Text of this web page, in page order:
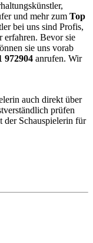
und mehr zum Top
bei uns sind Profis,
erfahren. Bevor sie
sie uns vorab
972904 anrufen. Wir
auch direkt über
prüfen
Schauspielerin für